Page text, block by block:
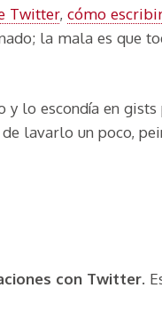
Twitter, cómo
la mala es que
y lo escondía en gists
lavarlo un poco,
con Twitter.